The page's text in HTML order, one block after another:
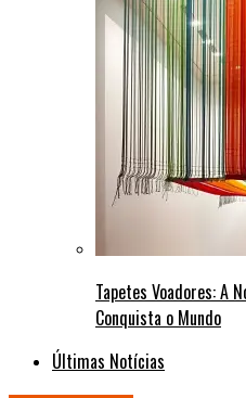
Tapetes Voadores: A
Conquista o Mundo
Últimas Notícias